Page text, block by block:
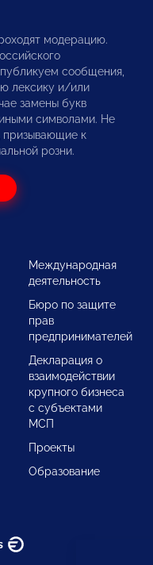
модерацию.
сообщения,
лексику и/или
замены букв
символами. Не
призывающие к
розни.
Международная
деятельность
Бюро по защите
прав
предпринимателей
Декларация о
взаимодействии
крупного бизнеса
с субъектами
МСП
Проекты
Образование